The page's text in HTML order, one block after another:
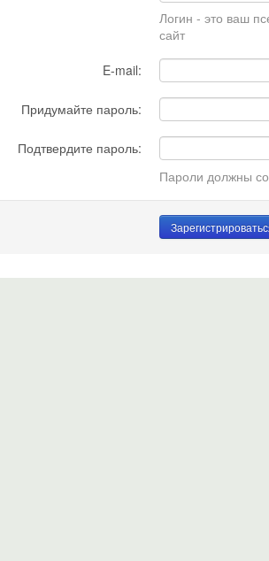
Логин - это ваш
сайт
E-mail:
Придумайте пароль:
Подтвердите пароль:
Пароли должны